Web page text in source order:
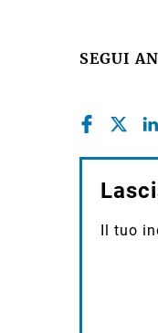
SEGUI
Il tuo